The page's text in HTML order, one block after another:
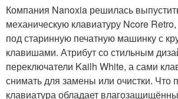
Компания Nanoxia решилась
механическую клавиатуру Ncore
под старинную печатную машинку с
клавишами. Атрибут со стильным
переключатели Kailh White, а сами
снимать для замены или очистки. Что
клавиатура обладает